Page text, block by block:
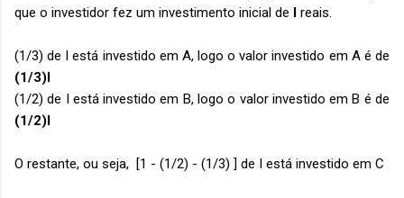
que o investidor fez um investimento inicial de I reais.
(1/3) de I está investido em A, logo o valor investido em A é de
(1/3)I
(1/2) de I está investido em B, logo o valor investido em B é de
(1/2)I
O restante, ou seja, [1 - (1/2) - (1/3) ] de I está investido em C